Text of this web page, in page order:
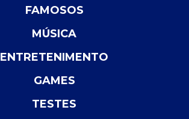
FAMOSOS
MÚSICA
ENTRETENIMENTO
GAMES
TESTES